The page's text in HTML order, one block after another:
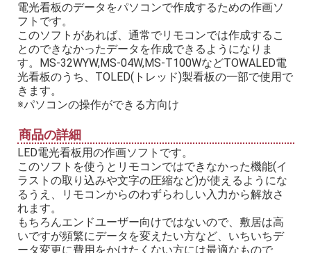
電光看板のデータをパソコンで作成するための作画ソ
フトです。
このソフトがあれば、通常でリモコンでは作成するこ
とのできなかったデータを作成できるようになりま
す。MS-32WYW,MS-04W,MS-T100WなどTOWALED電
光看板のうち、TOLED(トレッド)製看板の一部で使用で
きます。
※パソコンの操作ができる方向け
商品の詳細
LED電光看板用の作画ソフトです。
このソフトを使うとリモコンではできなかった機能(イ
ラストの取り込みや文字の圧縮など)が使えるようにな
るうえ、リモコンからのわずらわしい入力から解放さ
れます。
もちろんエンドユーザー向けではないので、敷居は高
いですが頻繁にデータを変えたい方など、いちいちデ
ータ変更に費用をかけたくない方には最適なもので